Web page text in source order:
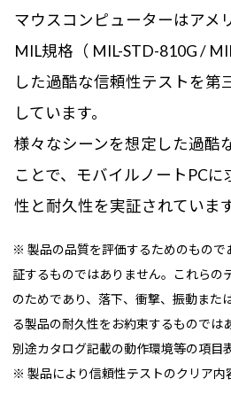
マウスコンピューターはアメ
MIL規格（ MIL-STD-810G /
した過酷な信頼性テストを第
しています。
様々なシーンを想定した過酷
ことで、モバイルノートPC
性と耐久性を実証されています
※ 製品の品質を評価するためのもので
証するものではありません。これらの
のためであり、落下、衝撃、振動また
る製品の耐久性をお約束するものでは
別途カタログ記載の動作環境等の項目
※ 製品により信頼性テストのクリア内